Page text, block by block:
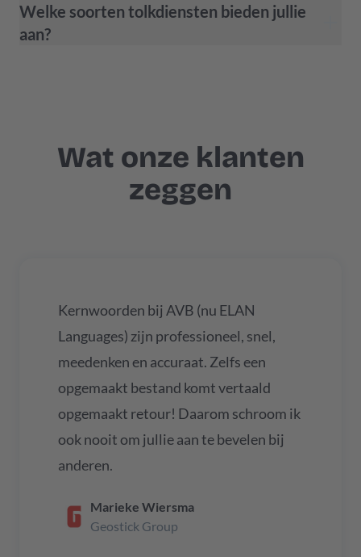
Welke soorten tolkdiensten bieden jullie
aan?
Wat onze klanten
zeggen
Kernwoorden bij AVB (nu ELAN
Languages) zijn professioneel, snel,
meedenken en accuraat. Zelfs een
opgemaakt bestand komt vertaald
opgemaakt retour! Daarom schroom ik
ook nooit om jullie aan te bevelen bij
anderen.
Marieke Wiersma
Geostick Group